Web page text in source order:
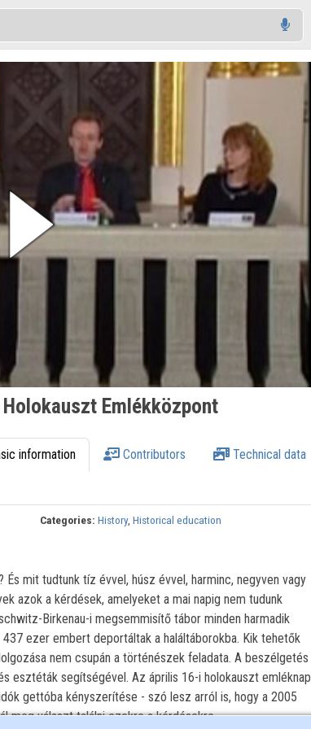
Emlékközpont
information Contributors Technical data
Categories: History,Historical education
És mit tudtunk tíz évvel, húsz évvel, harminc, negyven vagy
azok a kérdések, amelyeket a mai napig nem tudunk
Birkenau-i megsemmisítő tábor minden harmadik
ezer embert deportáltak a haláltáborokba. Kik tehetők
nem csupán a történészek feladata. A beszélgetés
esztéták segítségével. Az április 16-i holokauszt emléknap
gettóba kényszerítése - szó lesz arról is, hogy a 2005
meg választ találni ezekre a kérdésekre.